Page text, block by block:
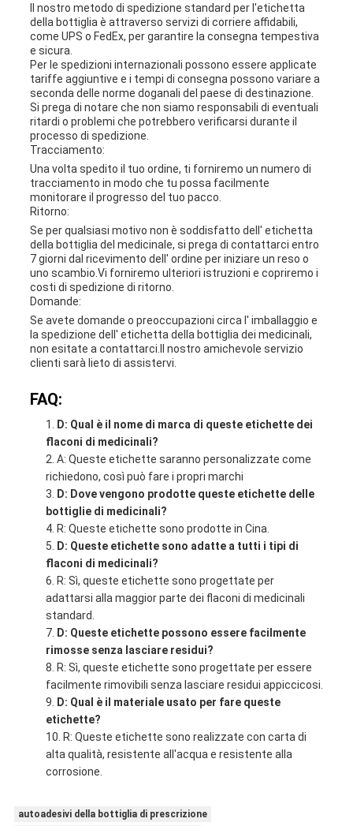
Il nostro metodo di spedizione standard per l'etichetta
della bottiglia è attraverso servizi di corriere affidabili,
come UPS o FedEx, per garantire la consegna tempestiva
e sicura.
Per le spedizioni internazionali possono essere applicate
tariffe aggiuntive e i tempi di consegna possono variare a
seconda delle norme doganali del paese di destinazione.
Si prega di notare che non siamo responsabili di eventuali
ritardi o problemi che potrebbero verificarsi durante il
processo di spedizione.
Tracciamento:
Una volta spedito il tuo ordine, ti forniremo un numero di
tracciamento in modo che tu possa facilmente
monitorare il progresso del tuo pacco.
Ritorno:
Se per qualsiasi motivo non è soddisfatto dell' etichetta
della bottiglia del medicinale, si prega di contattarci entro
7 giorni dal ricevimento dell' ordine per iniziare un reso o
uno scambio.Vi forniremo ulteriori istruzioni e copriremo i
costi di spedizione di ritorno.
Domande:
Se avete domande o preoccupazioni circa l' imballaggio e
la spedizione dell' etichetta della bottiglia dei medicinali,
non esitate a contattarci.Il nostro amichevole servizio
clienti sarà lieto di assistervi.
FAQ:
D: Qual è il nome di marca di queste etichette dei
flaconi di medicinali?
A: Queste etichette saranno personalizzate come
richiedono, così può fare i propri marchi
D: Dove vengono prodotte queste etichette delle
bottiglie di medicinali?
R: Queste etichette sono prodotte in Cina.
D: Queste etichette sono adatte a tutti i tipi di
flaconi di medicinali?
R: Sì, queste etichette sono progettate per
adattarsi alla maggior parte dei flaconi di medicinali
standard.
D: Queste etichette possono essere facilmente
rimosse senza lasciare residui?
R: Sì, queste etichette sono progettate per essere
facilmente rimovibili senza lasciare residui appiccicosi.
D: Qual è il materiale usato per fare queste
etichette?
R: Queste etichette sono realizzate con carta di
alta qualità, resistente all'acqua e resistente alla
corrosione.
autoadesivi della bottiglia di prescrizione